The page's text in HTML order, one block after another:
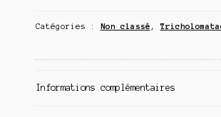
Catégories : Non classé ,
Informations complémentaires